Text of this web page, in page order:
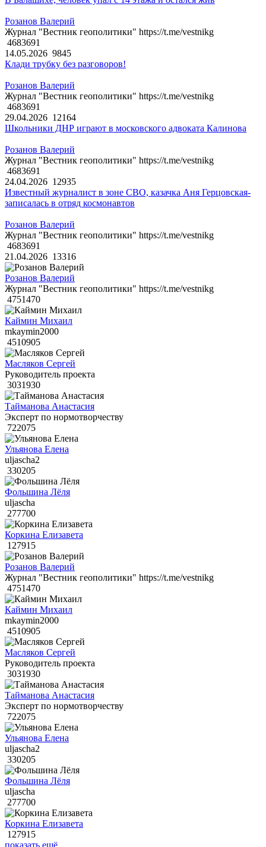
Розанов Валерий
Журнал "Вестник геополитики" https://t.me/vestnikg
4683691
14.05.2026 9845
Клади трубку без разговоров!
Розанов Валерий
Журнал "Вестник геополитики" https://t.me/vestnikg
4683691
29.04.2026 12164
Школьники ДНР играют в московского адвоката Калинова
Розанов Валерий
Журнал "Вестник геополитики" https://t.me/vestnikg
4683691
24.04.2026 12935
Известный журналист в зоне СВО, казачка Аня Герцовская-
записалась в отряд космонавтов
Розанов Валерий
Журнал "Вестник геополитики" https://t.me/vestnikg
4683691
21.04.2026 13316
Розанов Валерий
Журнал "Вестник геополитики" https://t.me/vestnikg
4751470
Каймин Михаил
mkaymin2000
4510905
Масляков Сергей
Руководитель проекта
3031930
Тайманова Анастасия
Эксперт по нормотворчеству
722075
Ульянова Елена
uljascha2
330205
Фольшина Лёля
uljascha
277700
Коркина Елизавета
127915
Розанов Валерий
Журнал "Вестник геополитики" https://t.me/vestnikg
4751470
Каймин Михаил
mkaymin2000
4510905
Масляков Сергей
Руководитель проекта
3031930
Тайманова Анастасия
Эксперт по нормотворчеству
722075
Ульянова Елена
uljascha2
330205
Фольшина Лёля
uljascha
277700
Коркина Елизавета
127915